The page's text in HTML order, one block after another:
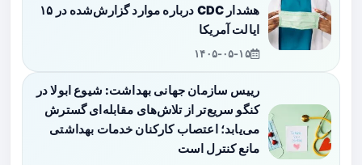
هشدار CDC درباره موارد گزارش‌شده در ۱۵
ایالت آمریکا
۱۴۰۵-۰۵-۱۵
رییس سازمان جهانی بهداشت: شیوع ابولا در
کنگو سریع‌تر از تلاش‌های مقابله‌ای گسترش
می‌یابد؛ اعتصاب کارکنان خدمات بهداشتی
مانع کنترل است